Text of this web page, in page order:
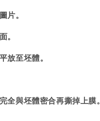
片。
。
放至坯體。
全與坯體密合再撕掉上膜。